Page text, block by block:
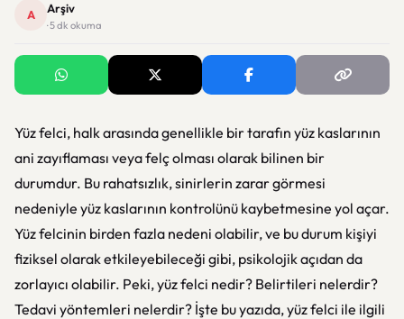
A Arşiv
· 5 dk okuma
Yüz felci, halk arasında genellikle bir tarafın yüz kaslarının
ani zayıflaması veya felç olması olarak bilinen bir
durumdur. Bu rahatsızlık, sinirlerin zarar görmesi
nedeniyle yüz kaslarının kontrolünü kaybetmesine yol açar.
Yüz felcinin birden fazla nedeni olabilir, ve bu durum kişiyi
fiziksel olarak etkileyebileceği gibi, psikolojik açıdan da
zorlayıcı olabilir. Peki, yüz felci nedir? Belirtileri nelerdir?
Tedavi yöntemleri nelerdir? İşte bu yazıda, yüz felci ile ilgili